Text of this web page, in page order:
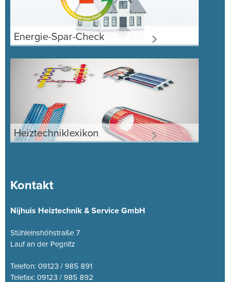
Energie-Spar-Check
Heiztechniklexikon
Kontakt
Nijhuis Heiztechnik & Service GmbH
Stühleinshöhstraße 7
Lauf an der Pegnitz
Telefon: 09123 / 985 891
Telefax: 09123 / 985 892